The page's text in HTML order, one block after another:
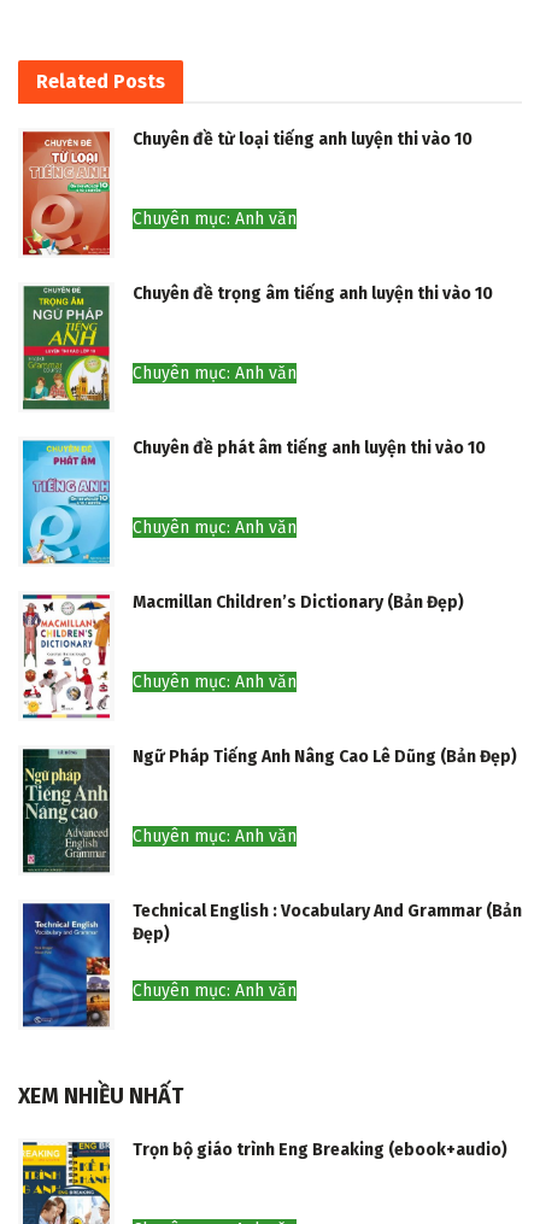
Related Posts
Chuyên đề từ loại tiếng anh luyện thi vào 10
Chuyên mục: Anh văn
Chuyên đề trọng âm tiếng anh luyện thi vào 10
Chuyên mục: Anh văn
Chuyên đề phát âm tiếng anh luyện thi vào 10
Chuyên mục: Anh văn
Macmillan Children’s Dictionary (Bản Đẹp)
Chuyên mục: Anh văn
Ngữ Pháp Tiếng Anh Nâng Cao Lê Dũng (Bản Đẹp)
Chuyên mục: Anh văn
Technical English : Vocabulary And Grammar (Bản
Đẹp)
Chuyên mục: Anh văn
XEM NHIỀU NHẤT
Trọn bộ giáo trình Eng Breaking (ebook+audio)